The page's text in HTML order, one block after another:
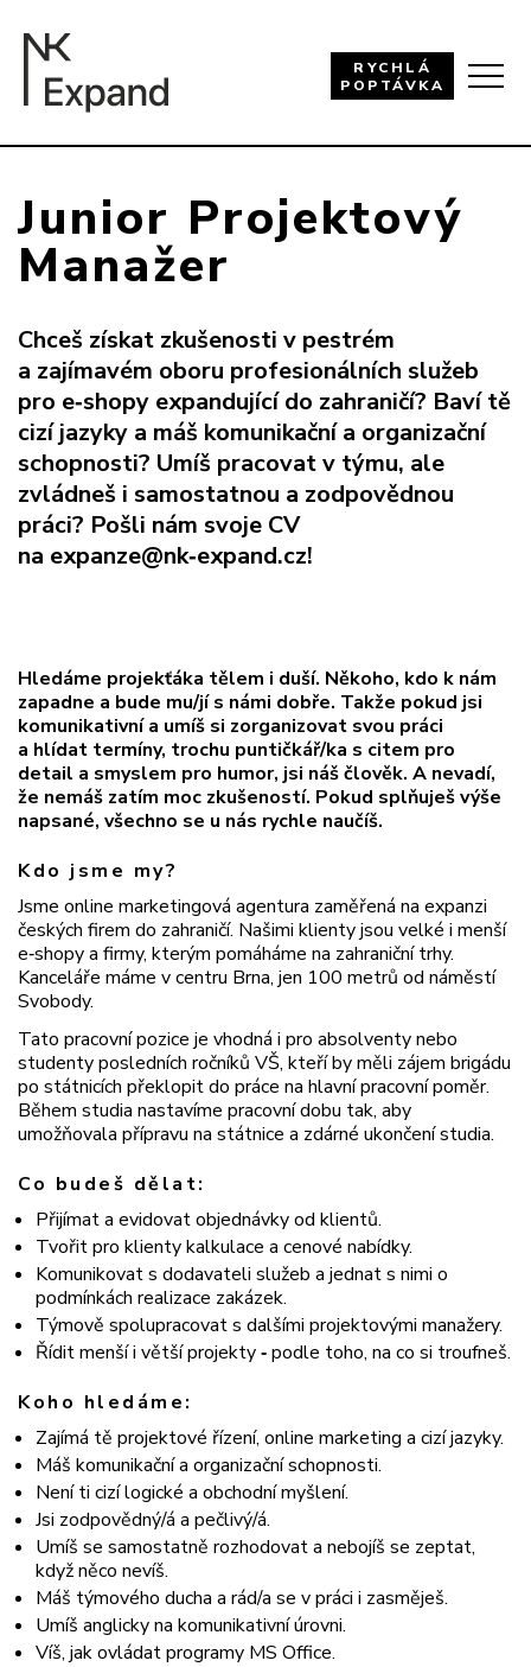
RYCHLÁ
POPTÁVKA
Junior Projektový
Manažer
Chceš získat zkušenosti v pestrém
a zajímavém oboru profesionálních služeb
pro e‑shopy expandující do zahraničí? Baví tě
cizí jazyky a máš komunikační a organizační
schopnosti? Umíš pracovat v týmu, ale
zvládneš i samostatnou a zodpovědnou
práci? Pošli nám svoje CV
na expanze@nk‑expand.cz!
Hledáme projekťáka tělem i duší. Někoho, kdo k nám
zapadne a bude mu/jí s námi dobře. Takže pokud jsi
komunikativní a umíš si zorganizovat svou práci
a hlídat termíny, trochu puntičkář/ka s citem pro
detail a smyslem pro humor, jsi náš člověk. A nevadí,
že nemáš zatím moc zkušeností. Pokud splňuješ výše
napsané, všechno se u nás rychle naučíš.
Kdo jsme my?
Jsme online marketingová agentura zaměřená na expanzi
českých firem do zahraničí. Našimi klienty jsou velké i menší
e‑shopy a firmy, kterým pomáháme na zahraniční trhy.
Kanceláře máme v centru Brna, jen 100 metrů od náměstí
Svobody.
Tato pracovní pozice je vhodná i pro absolventy nebo
studenty posledních ročníků VŠ, kteří by měli zájem brigádu
po státnicích překlopit do práce na hlavní pracovní poměr.
Během studia nastavíme pracovní dobu tak, aby
umožňovala přípravu na státnice a zdárné ukončení studia.
Co budeš dělat:
Přijímat a evidovat objednávky od klientů.
Tvořit pro klienty kalkulace a cenové nabídky.
Komunikovat s dodavateli služeb a jednat s nimi o
podmínkách realizace zakázek.
Týmově spolupracovat s dalšími projektovými manažery.
Řídit menší i větší projekty‑podle toho, na co si troufneš.
Koho hledáme:
Zajímá tě projektové řízení, online marketing a cizí jazyky.
Máš komunikační a organizační schopnosti.
Není ti cizí logické a obchodní myšlení.
Jsi zodpovědný/á a pečlivý/á.
Umíš se samostatně rozhodovat a nebojíš se zeptat,
když něco nevíš.
Máš týmového ducha a rád/a se v práci i zasměješ.
Umíš anglicky na komunikativní úrovni.
Víš, jak ovládat programy MS Office.